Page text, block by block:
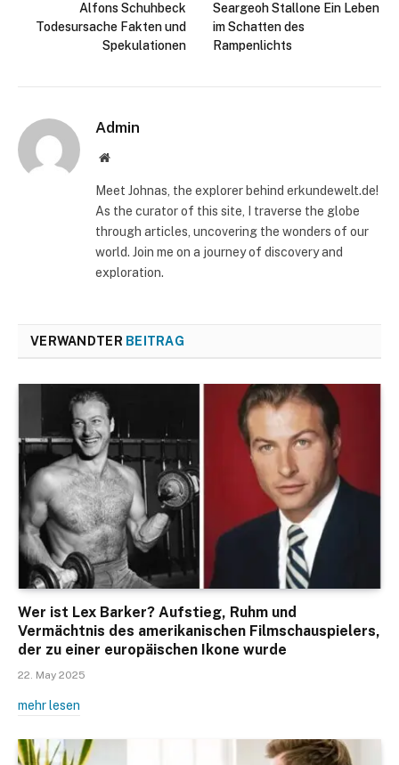
Alfons Schuhbeck
Todesursache Fakten und
Spekulationen
Seargeoh Stallone Ein Leben
im Schatten des
Rampenlichts
Admin
Website
Meet Johnas, the explorer behind erkundewelt.de!
As the curator of this site, I traverse the globe
through articles, uncovering the wonders of our
world. Join me on a journey of discovery and
exploration.
VERWANDTER BEITRAG
Wer ist Lex Barker? Aufstieg, Ruhm und
Vermächtnis des amerikanischen Filmschauspielers,
der zu einer europäischen Ikone wurde
22. May 2025
mehr lesen